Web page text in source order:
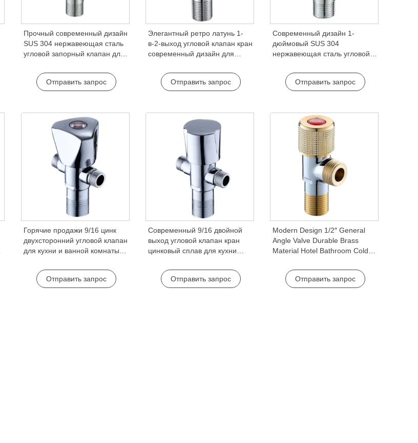
Прочный современный дизайн
SUS 304 нержавеющая сталь
угловой запорный клапан для
матовая отделка для ванных
комнат туалетов
Отправить запрос
Элегантный ретро латунь 1-
в-2-выход угловой клапан кран
современный дизайн для
1/2 два пути угловой клапан
аксессуарОтправить запрос
Современный дизайн 1-
дюймовый SUS 304
нержавеющая сталь угловой
сторонний для кухни ванная
комната туалет 1/2″
Отправить запрос
Горячие продажи 9/16 цинк
двухсторонний угловой клапан
для кухни и ванной комнаты
гостиницах качество кран
аксессуарОтправить запрос
Современный 9/16 двойной
выход угловой клапан кран
цинковый сплав для кухни
бытового использования
аксессуарыОтправить запрос
Modern Design 1/2″ General
Angle Valve Durable Brass
Material Hotel Bathroom Cold
Accessory
Отправить запрос